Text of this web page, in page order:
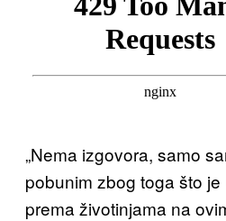
„Nema izgovora, samo
pobunim zbog toga što
prema životinjama na